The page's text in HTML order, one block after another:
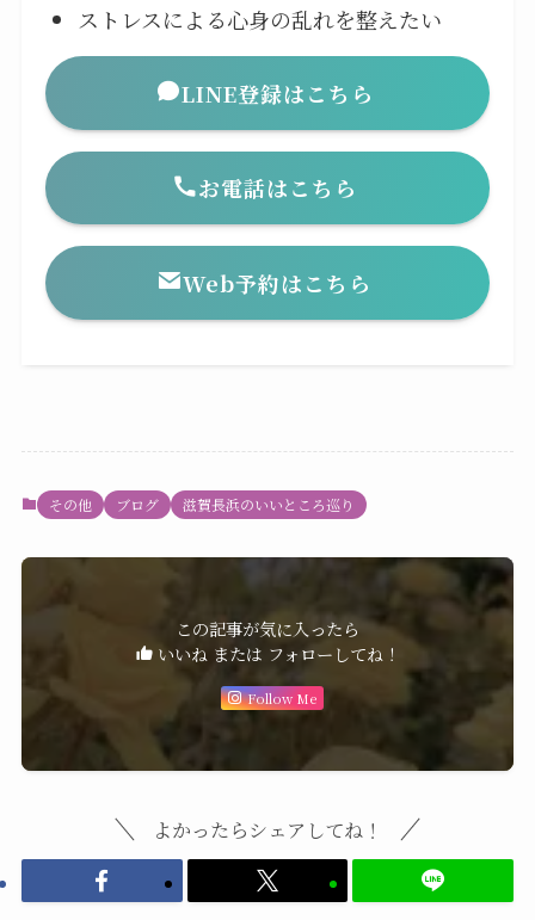
ストレスによる心身の乱れを整えたい
LINE登録はこちら
お電話はこちら
Web予約はこちら
その他 ブログ 滋賀長浜のいいところ巡り
この記事が気に入ったら
いいね または フォローしてね！
Follow Me
よかったらシェアしてね！